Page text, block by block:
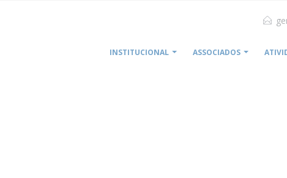
INSTITUCIONAL ASSOCIADOS